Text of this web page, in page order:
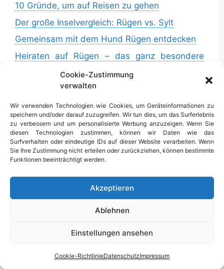
Cookie-Zustimmung
verwalten
Wir verwenden Technologien wie Cookies, um Geräteinformationen zu
speichern und/oder darauf zuzugreifen. Wir tun dies, um das Surferlebnis
zu verbessern und um personalisierte Werbung anzuzeigen. Wenn Sie
diesen Technologien zustimmen, können wir Daten wie das
Surfverhalten oder eindeutige IDs auf dieser Website verarbeiten. Wenn
Sie Ihre Zustimmung nicht erteilen oder zurückziehen, können bestimmte
Funktionen beeinträchtigt werden.
Akzeptieren
Ablehnen
Einstellungen ansehen
Cookie-RichtlinieDatenschutzImpressum
10 Gründe, um auf Reisen zu gehen
Der große Inselvergleich: Rügen vs. Sylt
Gemeinsam mit dem Hund Rügen entdecken
Heiraten auf Rügen – das ganz besondere
Königsstuhl: Das Wahrzeichen Rügens
Ausflugstipp Rugard
Museum Galileo Wissenswelt
Schöne Wanderrouten auf Rügen
Die 7 besten Aussichtspunkte auf Rügen:
Panoramablicke über die Insel
Die Verlockung der Einsamkeit: Entdeckung
Hausboote für verschiedene Gelegenheiten